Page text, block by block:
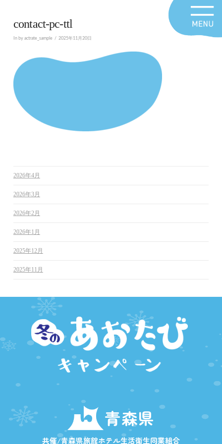
contact-pc-ttl
In by actrate_sample 2025年11月20日
2026年4月
2026年3月
2026年2月
2026年1月
2025年12月
2025年11月
青森県
共催/青森県旅館ホテル生活衛生同業組合